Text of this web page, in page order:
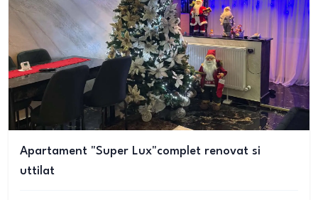
Apartament "Super Lux"complet renovat si
uttilat